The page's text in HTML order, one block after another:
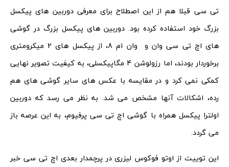
تی سی قبلا هم از این اصطلاح برای معرفی دوربین های پیکسل
بزرگ خود استفاده کرده بود. دوربین های پیکسل بزرگ در گوشی
های اچ تی سی وان و وان ام 8، از پیکسل های 2 میکرومتری
برخوردار بودند، اما رزولوشن 4 مگاپیکسلی، به کیفیت تصویر نهایی
کمکی نمی کرد و در مقایسه با عکس های سایر گوشی های هم
رده، اشکالات آنها مشخص می شد. به نظر می رسد که دوربین
اولترا پیکسل همراه با گوشی اچ تی سی پرفیوم، به این عرصه باز
می گردد.
این توییت از اوتو فوکوس لیزری در پرچمدار بعدی اچ تی سی خبر